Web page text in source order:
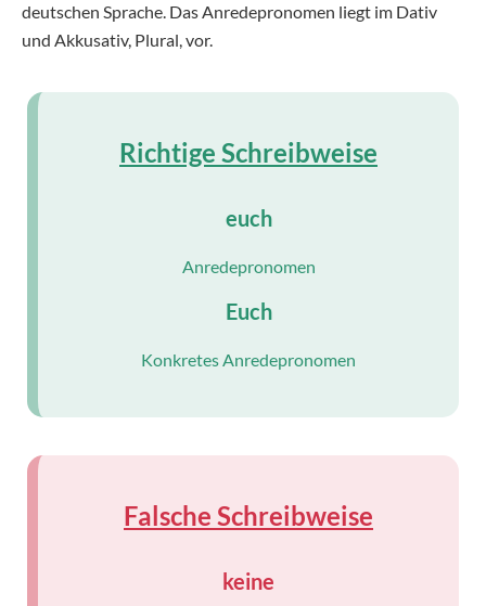
deutschen Sprache. Das Anredepronomen liegt im Dativ
und Akkusativ, Plural, vor.
Richtige Schreibweise
euch
Anredepronomen
Euch
Konkretes Anredepronomen
Falsche Schreibweise
keine